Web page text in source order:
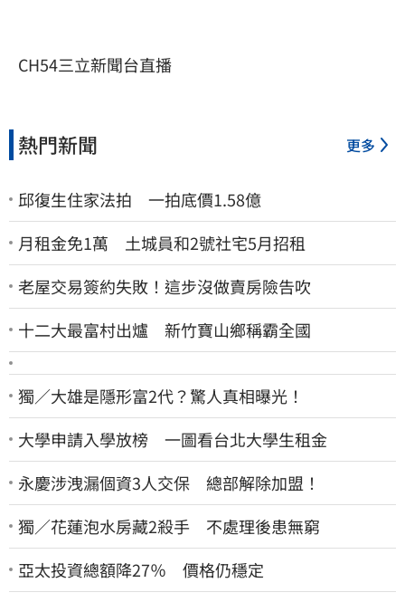
CH54三立新聞台直播
熱門新聞 更多
邱復生住家法拍 一拍底價1.58億
月租金免1萬 土城員和2號社宅5月招租
老屋交易簽約失敗！這步沒做賣房險告吹
十二大最富村出爐 新竹寶山鄉稱霸全國
獨／大雄是隱形富2代？驚人真相曝光！
大學申請入學放榜 一圖看台北大學生租金
永慶涉洩漏個資3人交保 總部解除加盟！
獨／花蓮泡水房藏2殺手 不處理後患無窮
亞太投資總額降27％ 價格仍穩定